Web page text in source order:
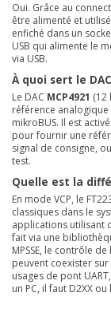
Oui. Grâce au
être alimenté et
enfiché dans un
USB qui alimente le
via USB.
À quoi sert le
Le DAC MCP4921 (12
référence
mikroBUS. Il est
pour fournir une
signal de consigne,
test.
Quelle est la
En mode VCP, le
classiques dans le
applications utilisant
fait via une
MPSSE, le contrôle
peuvent coexister
usages de pont
un PC, il faut D2XX